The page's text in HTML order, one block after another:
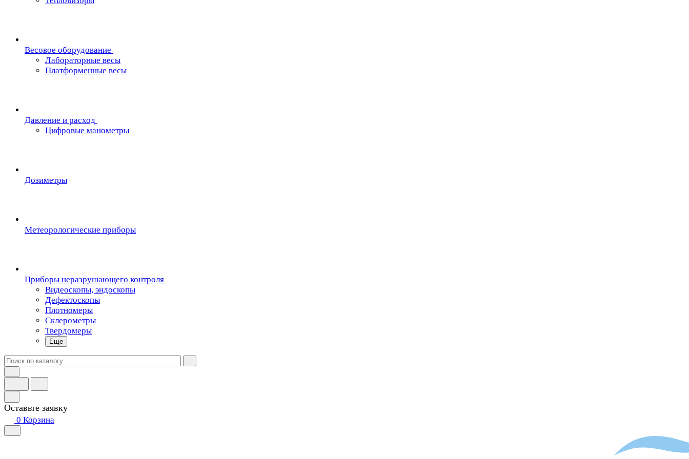
Весовое оборудование
Лабораторные весы
Платформенные весы
Давление и расход
Цифровые манометры
Дозиметры
Метеорологические приборы
Приборы неразрушающего контроля
Видеоскопы, эндоскопы
Дефектоскопы
Плотномеры
Склерометры
Твердомеры
Еще
Оставьте заявку
0 Корзина